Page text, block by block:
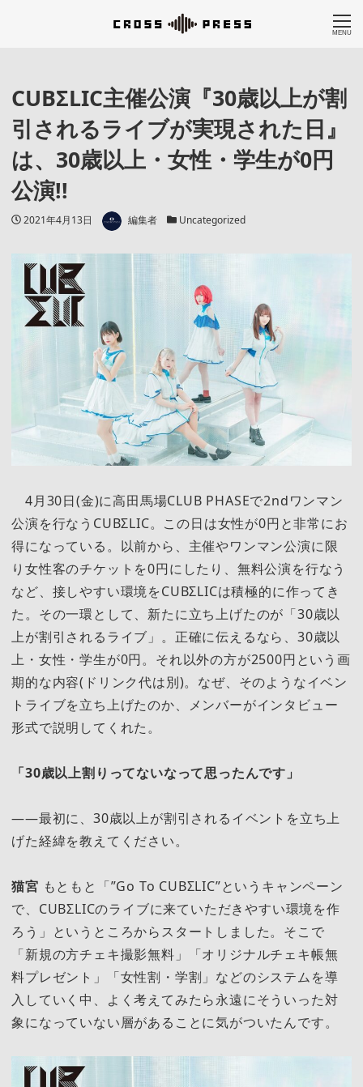
MENU
CUBΣLIC主催公演『30歳以上が割
引されるライブが実現された日』
は、30歳以上・女性・学生が0円
公演!!
投稿日
2021年4月13日 著者 編集者 カテゴリー
Uncategorized
4月30日(金)に高田馬場CLUB PHASEで2ndワンマン
公演を行なうCUBΣLIC。この日は女性が0円と非常にお
得になっている。以前から、主催やワンマン公演に限
り女性客のチケットを0円にしたり、無料公演を行なう
など、接しやすい環境をCUBΣLICは積極的に作ってき
た。その一環として、新たに立ち上げたのが「30歳以
上が割引されるライブ」。正確に伝えるなら、30歳以
上・女性・学生が0円。それ以外の方が2500円という画
期的な内容(ドリンク代は別)。なぜ、そのようなイベン
トライブを立ち上げたのか、メンバーがインタビュー
形式で説明してくれた。
「30歳以上割りってないなって思ったんです」
――最初に、30歳以上が割引されるイベントを立ち上
げた経緯を教えてください。
猫宮 もともと「”Go To CUBΣLIC”というキャンペーン
で、CUBΣLICのライブに来ていただきやすい環境を作
ろう」というところからスタートしました。そこで
「新規の方チェキ撮影無料」「オリジナルチェキ帳無
料プレゼント」「女性割・学割」などのシステムを導
入していく中、よく考えてみたら永遠にそういった対
象になっていない層があることに気がついたんです。